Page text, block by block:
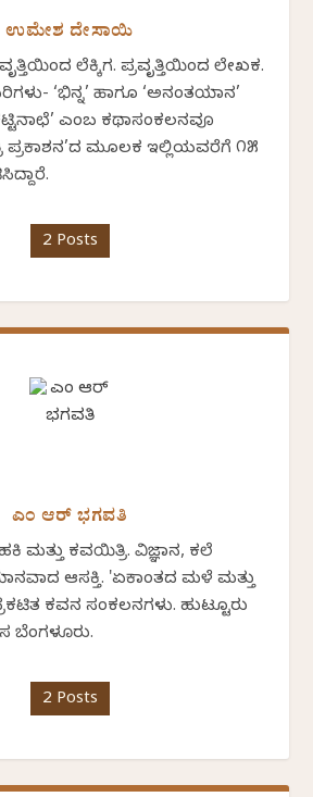
ಉಮೇಶ ದೇಸಾಯಿ
ಲೆಕ್ಕಿಗ. ಪ್ರವೃತ್ತಿಯಿಂದ ಲೇಖಕ.
‘ಭಿನ್ನ’ ಹಾಗೂ ‘ಅನಂತಯಾನ’
ಎಂಬ ಕಥಾಸಂಕಲನವೂ
ಪ್ರಕಾಶನ’ದ ಮೂಲಕ ಇಲ್ಲಿಯವರೆಗೆ ೧೫
2 Posts
ಎಂ ಆರ್ ಭಗವತಿ
ಮತ್ತು ಕವಯಿತ್ರಿ. ವಿಜ್ಞಾನ, ಕಲೆ
ಆಸಕ್ತಿ. 'ಏಕಾಂತದ ಮಳೆ ಮತ್ತು
ಕವನ ಸಂಕಲನಗಳು. ಹುಟ್ಟೂರು
ಬೆಂಗಳೂರು.
2 Posts